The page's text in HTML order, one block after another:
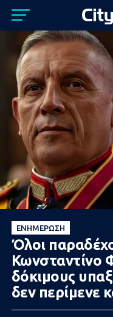
ΕΝΗΜΈΡΩΣΗ
Όλοι
Κωνσταντίνο
δόκιμους
δεν περίμενε